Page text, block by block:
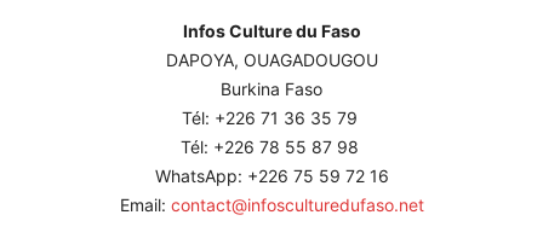
Infos Culture du Faso
DAPOYA, OUAGADOUGOU
Burkina Faso
Tél: +226 71 36 35 79
Tél: +226 78 55 87 98
WhatsApp: +226 75 59 72 16
Email: contact@infosculturedufaso.net